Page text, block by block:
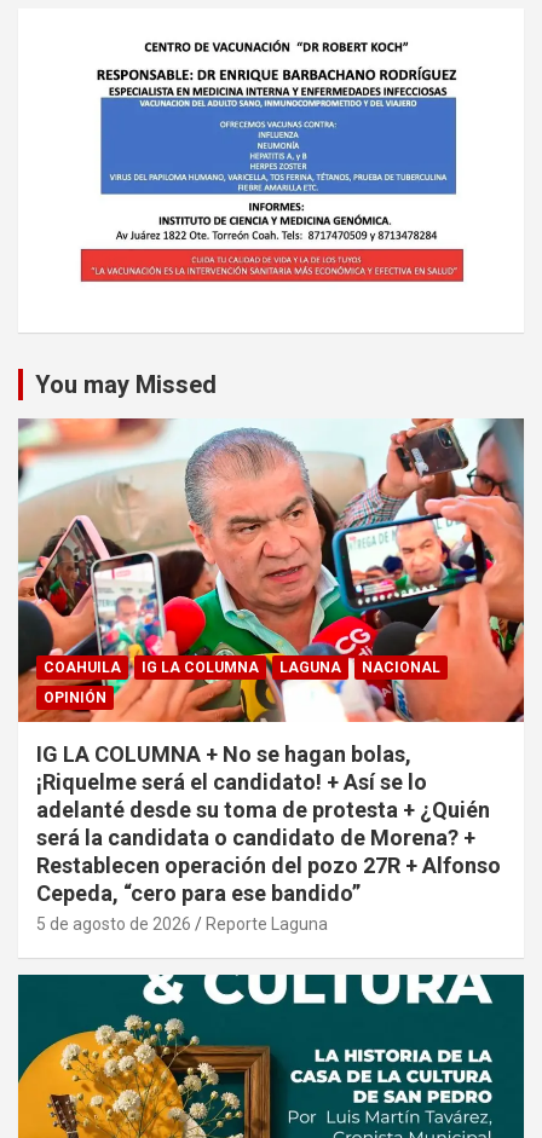
You may Missed
COAHUILA IG LA COLUMNA LAGUNA
NACIONAL
OPINIÓN
IG LA COLUMNA + No se hagan bolas,
¡Riquelme será el candidato! + Así se lo
adelanté desde su toma de protesta + ¿Quién
será la candidata o candidato de Morena? +
Restablecen operación del pozo 27R + Alfonso
Cepeda, “cero para ese bandido”
5 de agosto de 2026 Reporte Laguna